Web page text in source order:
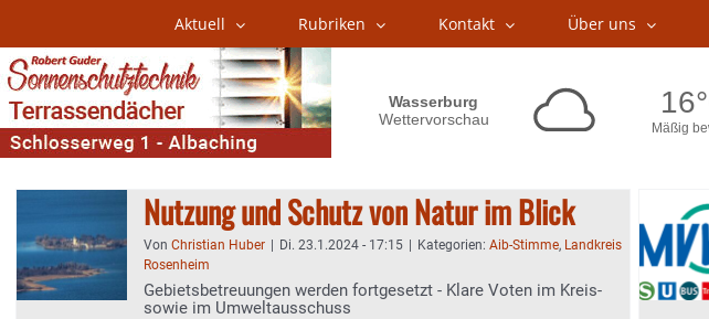
Aktuell Rubriken Kontakt Über uns
Nutzung und Schutz von Natur im Blick
Von Christian Huber Di. 23.1.2024 - 17:15 Kategorien: Aib-Stimme, Landkreis
Rosenheim
Gebietsbetreuungen werden fortgesetzt - Klare Voten im Kreis-
sowie im Umweltausschuss